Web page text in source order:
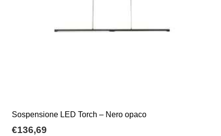
Sospensione LED Torch – Nero opaco
€136,69